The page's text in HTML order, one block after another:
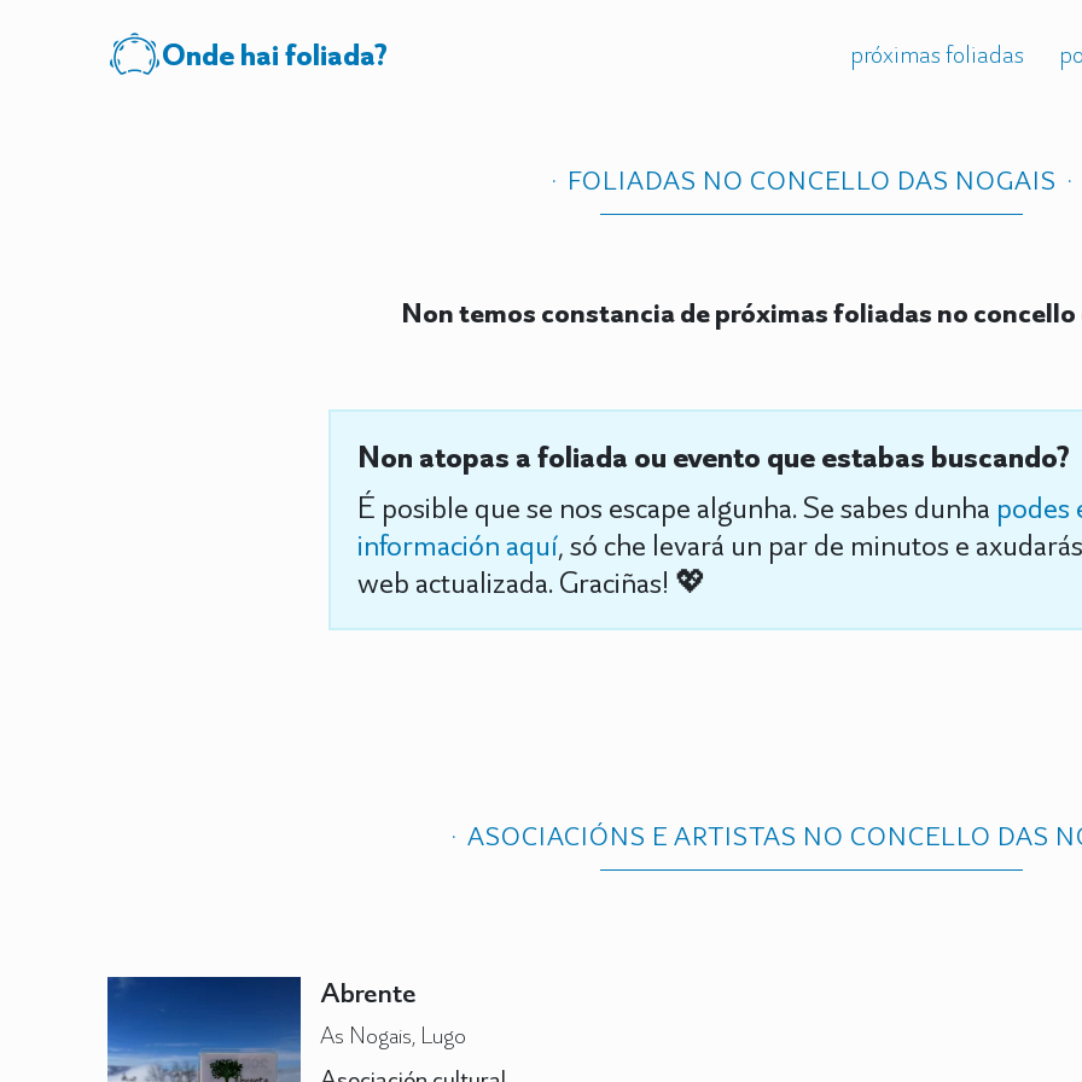
Onde hai foliada? próximas foliadas
FOLIADAS NO CONCELLO DAS NOGAIS
Non temos constancia de próximas foliadas no
Non atopas a foliada ou evento que estabas buscando?
É posible que se nos escape algunha. Se sabes dunha podes
información aquí, só che levará un par de minutos e
web actualizada. Graciñas! 💖
ASOCIACIÓNS E ARTISTAS NO CONCELLO DAS
Abrente
As Nogais, Lugo